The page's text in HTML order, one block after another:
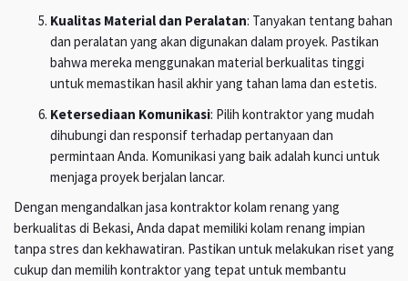
Kualitas Material dan Peralatan: Tanyakan tentang bahan
dan peralatan yang akan digunakan dalam proyek. Pastikan
bahwa mereka menggunakan material berkualitas tinggi
untuk memastikan hasil akhir yang tahan lama dan estetis.
Ketersediaan Komunikasi: Pilih kontraktor yang mudah
dihubungi dan responsif terhadap pertanyaan dan
permintaan Anda. Komunikasi yang baik adalah kunci untuk
menjaga proyek berjalan lancar.
Dengan mengandalkan jasa kontraktor kolam renang yang
berkualitas di Bekasi, Anda dapat memiliki kolam renang impian
tanpa stres dan kekhawatiran. Pastikan untuk melakukan riset yang
cukup dan memilih kontraktor yang tepat untuk membantu